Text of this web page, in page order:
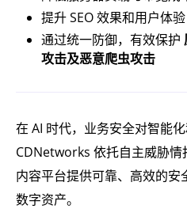
提升 SEO 效果和用户体验
通过统一防御，有效保护
攻击及恶意爬虫攻击
在 AI 时代，业务安全对智能
CDNetworks 依托自主威胁
内容平台提供可靠、高效的
数字资产。